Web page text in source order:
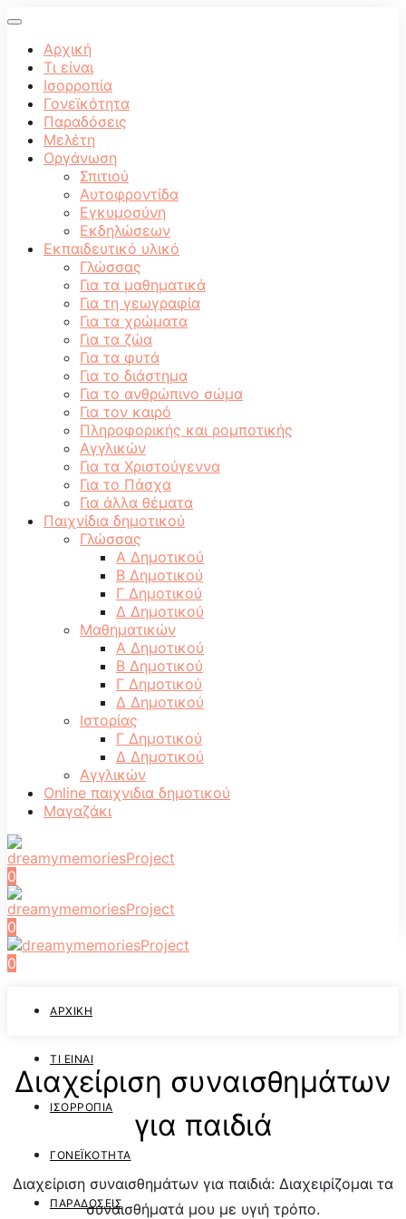
Αρχική
Τι είναι
Ισορροπία
Γονεϊκότητα
Παραδόσεις
Μελέτη
Οργάνωση
Σπιτιού
Αυτοφροντίδα
Εγκυμοσύνη
Εκδηλώσεων
Εκπαιδευτικό υλικό
Γλώσσας
Για τα μαθηματικά
Για τη γεωγραφία
Για τα χρώματα
Για τα ζώα
Για τα φυτά
Για το διάστημα
Για το ανθρώπινο σώμα
Για τον καιρό
Πληροφορικής και ρομποτικής
Αγγλικών
Για τα Χριστούγεννα
Για το Πάσχα
Για άλλα θέματα
Παιχνίδια δημοτικού
Γλώσσας
Α Δημοτικού
Β Δημοτικού
Γ Δημοτικού
Δ Δημοτικού
Μαθηματικών
Α Δημοτικού
Β Δημοτικού
Γ Δημοτικού
Δ Δημοτικού
Ιστορίας
Γ Δημοτικού
Δ Δημοτικού
Αγγλικών
Online παιχνιδια δημοτικού
Μαγαζάκι
0
0
0
ΑΡΧΙΚΉ
ΤΙ ΕΊΝΑΙ
ΙΣΟΡΡΟΠΊΑ
ΓΟΝΕΪΚΌΤΗΤΑ
ΠΑΡΑΔΌΣΕΙΣ
Διαχείριση συναισθημάτων
για παιδιά
Διαχείριση συναισθημάτων για παιδιά: Διαχειρίζομαι τα
συναισθήματά μου με υγιή τρόπο.